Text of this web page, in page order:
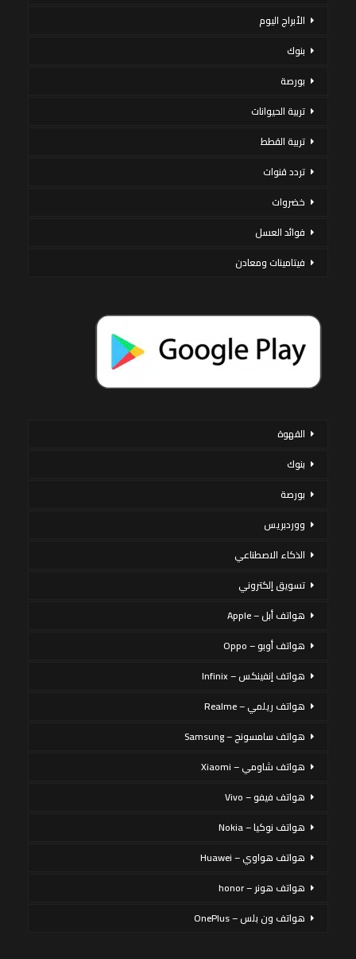
الأبراج اليوم
بنوك
بورصة
تربية الحيوانات
تربية القطط
تردد قنوات
خضروات
فوائد العسل
فيتامينات ومعادن
القهوة
بنوك
بورصة
ووردبريس
الذكاء الاصطناعي
تسويق إلكتروني
هواتف أبل – Apple
هواتف أوبو – Oppo
هواتف إنفينكس – Infinix
هواتف ريلمي – Realme
هواتف سامسونج – Samsung
هواتف شاومي – Xiaomi
هواتف فيفو – Vivo
هواتف نوكيا – Nokia
هواتف هواوي – Huawei
هواتف هونر – honor
هواتف ون بلس – OnePlus